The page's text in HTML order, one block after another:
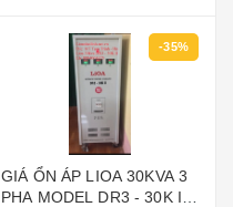
-35%
GIÁ ỔN ÁP LIOA 30KVA 3
PHA MODEL DR3 - 30K II